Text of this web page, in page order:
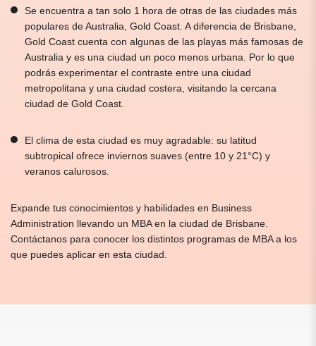
Se encuentra a tan solo 1 hora de otras de las ciudades más
populares de Australia, Gold Coast. A diferencia de Brisbane,
Gold Coast cuenta con algunas de las playas más famosas de
Australia y es una ciudad un poco menos urbana. Por lo que
podrás experimentar el contraste entre una ciudad
metropolitana y una ciudad costera, visitando la cercana
ciudad de Gold Coast.
El clima de esta ciudad es muy agradable: su latitud
subtropical ofrece inviernos suaves (entre 10 y 21°C) y
veranos calurosos.
Expande tus conocimientos y habilidades en Business
Administration llevando un MBA en la ciudad de Brisbane.
Contáctanos para conocer los distintos programas de MBA a los
que puedes aplicar en esta ciudad.